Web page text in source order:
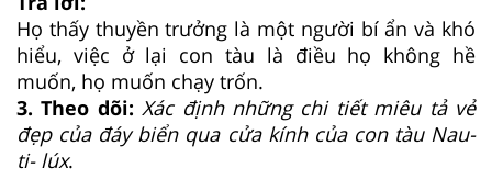
Họ thấy thuyền trưởng là một người bí ẩn và khó
hiểu, việc ở lại con tàu là điều họ không hề
muốn, họ muốn chạy trốn.
3. Theo dõi: Xác định những chi tiết miêu tả vẻ
đẹp của đáy biển qua cửa kính của con tàu Nau-
ti- lúx.